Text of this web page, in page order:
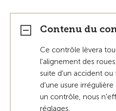
Contenu du
Ce contrôle lèvera
l'alignement des
suite d'un accident ou
d'une usure
un contrôle, nous
réglages.